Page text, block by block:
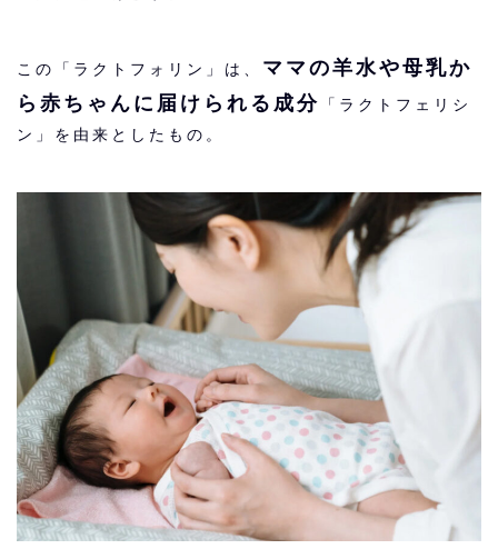
この「ラクトフォリン」は、 ママの羊水や母乳か
ら赤ちゃんに届けられる成分
「ラクトフェリシ
ン」を由来としたもの。